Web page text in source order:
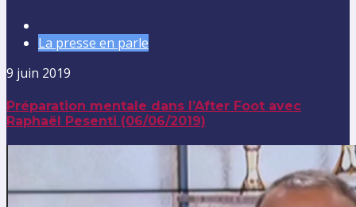
La presse en parle
9 juin 2019
Préparation mentale dans l’After Foot avec
Raphaël Pesenti (06/06/2019)